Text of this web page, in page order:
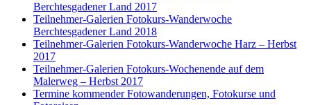
Berchtesgadener Land 2017
Teilnehmer-Galerien Fotokurs-Wanderwoche
Berchtesgadener Land 2018
Teilnehmer-Galerien Fotokurs-Wanderwoche Harz – Herbst
2017
Teilnehmer-Galerien Fotokurs-Wochenende auf dem
Malerweg – Herbst 2017
Termine kommender Fotowanderungen, Fotokurse und